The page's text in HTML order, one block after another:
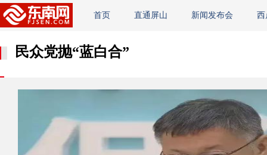
首页 直通屏山 新闻发布会 西
民众党抛“蓝白合”